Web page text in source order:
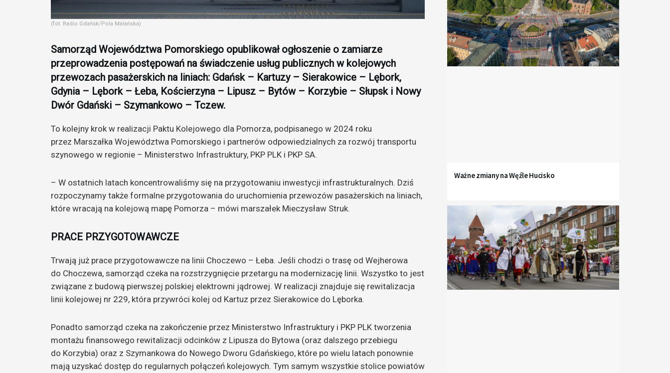
(fot. Radio Gdańsk/Pola Malańska)
Samorząd Województwa Pomorskiego opublikował ogłoszenie o zamiarze
przeprowadzenia postępowań na świadczenie usług publicznych w kolejowych
przewozach pasażerskich na liniach: Gdańsk – Kartuzy – Sierakowice – Lębork,
Gdynia – Lębork – Łeba, Kościerzyna – Lipusz – Bytów – Korzybie – Słupsk i Nowy
Dwór Gdański – Szymankowo – Tczew.
To kolejny krok w realizacji Paktu Kolejowego dla Pomorza, podpisanego w 2024 roku
przez Marszałka Województwa Pomorskiego i partnerów odpowiedzialnych za rozwój transportu
szynowego w regionie – Ministerstwo Infrastruktury, PKP PLK i PKP SA.
– W ostatnich latach koncentrowaliśmy się na przygotowaniu inwestycji infrastrukturalnych. Dziś
rozpoczynamy także formalne przygotowania do uruchomienia przewozów pasażerskich na liniach,
które wracają na kolejową mapę Pomorza – mówi marszałek Mieczysław Struk.
PRACE PRZYGOTOWAWCZE
Trwają już prace przygotowawcze na linii Choczewo – Łeba. Jeśli chodzi o trasę od Wejherowa
do Choczewa, samorząd czeka na rozstrzygnięcie przetargu na modernizację linii. Wszystko to jest
związane z budową pierwszej polskiej elektrowni jądrowej. W realizacji znajduje się rewitalizacja
linii kolejowej nr 229, która przywróci kolej od Kartuz przez Sierakowice do Lęborka.
Ponadto samorząd czeka na zakończenie przez Ministerstwo Infrastruktury i PKP PLK tworzenia
montażu finansowego rewitalizacji odcinków z Lipusza do Bytowa (oraz dalszego przebiegu
do Korzybia) oraz z Szymankowa do Nowego Dworu Gdańskiego, które po wielu latach ponownie
mają uzyskać dostęp do regularnych połączeń kolejowych. Tym samym wszystkie stolice powiatów
Ważne zmiany na Węźle Hucisko